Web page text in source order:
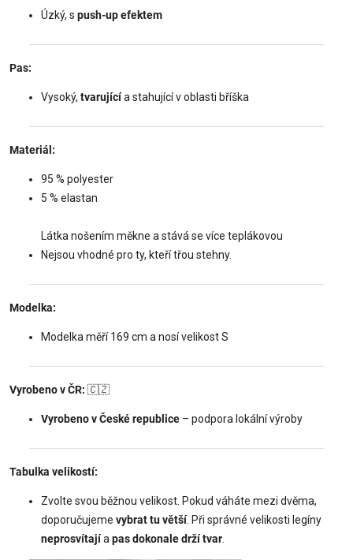
Úzký, s push-up efektem
Pas:
Vysoký, tvarujícía stahující v oblasti bříška
Materiál:
95 % polyester
5 % elastan
Látka nošením měkne a stává se více teplákovou
Nejsou vhodné pro ty, kteří třou stehny.
Modelka:
Modelka měří 169 cm a nosí velikost S
Vyrobeno v ČR: 🇨🇿
Vyrobeno v České republice – podpora lokální výroby
Tabulka velikostí:
Zvolte svou běžnou velikost. Pokud váháte mezi dvěma,
doporučujeme vybrat tu větší. Při správné velikosti legíny
neprosvítajía pas dokonale drží tvar